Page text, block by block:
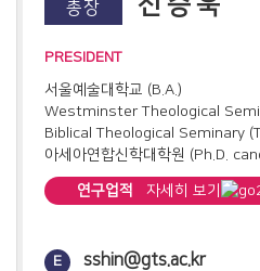
총장
PRESIDENT
서울예술대학교 (B.A.)
Westminster Theological
Biblical Theological Seminary
아세아연합신학대학원 (Ph.D.
연구업적 자세히 보기
리차드 프랫, "모든 생각을 사로잡
E sshin@gts.ac.kr